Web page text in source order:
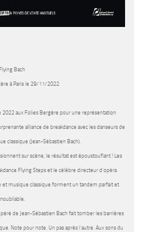
Flying Bach
à Paris le 29/11/2022
2022 aux Folies Bergère pour une représentation
alliance de breakdance avec les danseurs de
classique (Jean-Sébastien Bach).
sur scène, le résultat est époustouflant ! Les
Flying Steps et le célèbre directeur d’opéra
et musique classique forment un tandem parfait et
de Jean-Sébastien Bach fait tomber les barrières
Note pour note. Un pas après l’autre. Aux sons du